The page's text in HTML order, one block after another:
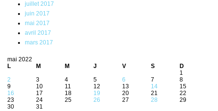
juillet 2017
juin 2017
mai 2017
avril 2017
mars 2017
mai 2022
L
M M J V S
D
1
2
3 4 5 6 7
8
9
10 11 12 13 14
15
16
17 18 19 20 21
22
23
24 25 26 27 28
29
30
31